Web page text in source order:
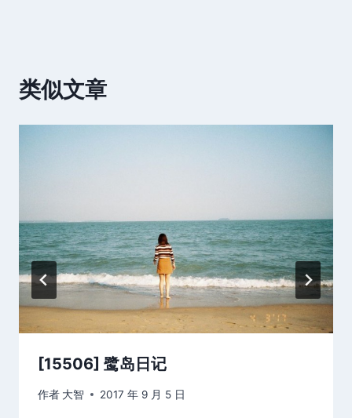
类似文章
[15506] 鹭岛日记
作者 大智 2017 年 9 月 5 日